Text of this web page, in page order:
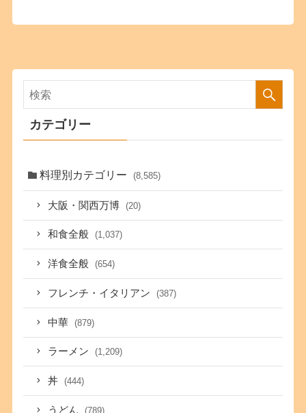
カテゴリー
料理別カテゴリー (8,585)
大阪・関西万博 (20)
和食全般 (1,037)
洋食全般 (654)
フレンチ・イタリアン (387)
中華 (879)
ラーメン (1,209)
丼 (444)
うどん (789)